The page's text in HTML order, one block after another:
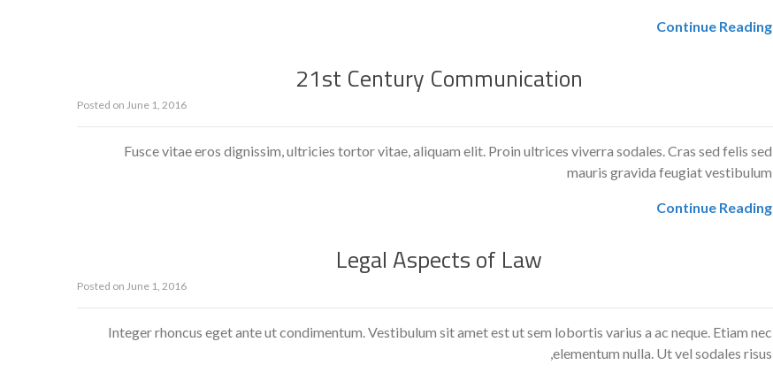
Continue Reading
21st Century Communication
Posted on June 1, 2016
Fusce vitae eros dignissim, ultricies tortor vitae, aliquam elit. Proin ultrices viverra sodales. Cras sed felis sed
mauris gravida feugiat vestibulum
Continue Reading
Legal Aspects of Law
Posted on June 1, 2016
Integer rhoncus eget ante ut condimentum. Vestibulum sit amet est ut sem lobortis varius a ac neque. Etiam nec
elementum nulla. Ut vel sodales risus,